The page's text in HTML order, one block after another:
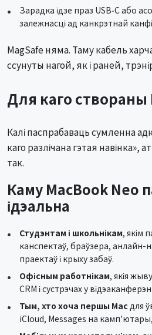
Зарадка ідзе праз USB‑C або асобны charging-порт, у
залежнасці ад канкрэтнай
MagSafe няма. Таму кабель
ссунуты нагой, як і раней,
Для каго створаны
Калі паспрабаваць сумленна
каго разлічана гэтая навінка»,
так.
Каму MacBook Neo
ідэальна
Студэнтам і школьнікам, якім
канспектаў, браўзера, анлайн-
праектаў і крыху забаў.
Офісным работнікам, якія
CRM і сустрэчах у
Тым, хто хоча першы Mac для
iCloud, Messages на